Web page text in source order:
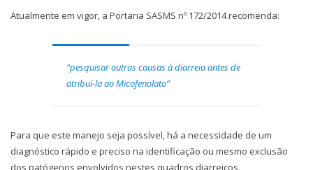
Atualmente em vigor, a Portaria SASMS nº 172/2014 recomenda:
“pesquisar outras causas à diarreia antes de
atribuí-la ao Micofenolato”
Para que este manejo seja possível, há a necessidade de um
diagnóstico rápido e preciso na identificação ou mesmo exclusão
dos patógenos envolvidos nestes quadros diarreicos.